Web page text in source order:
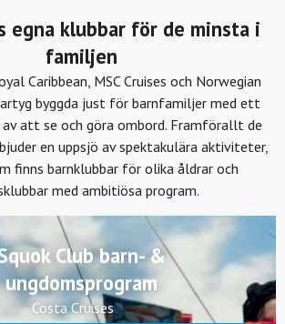
egna klubbar för de minsta i
familjen
Caribbean, MSC Cruises och Norwegian
byggda just för barnfamiljer med ett
att se och göra ombord. Framförallt de
en uppsjö av spektakulära aktiviteter,
finns barnklubbar för olika åldrar och
med ambitiösa program.
Club barn- &
ungdomsprogram
Costa Cruises